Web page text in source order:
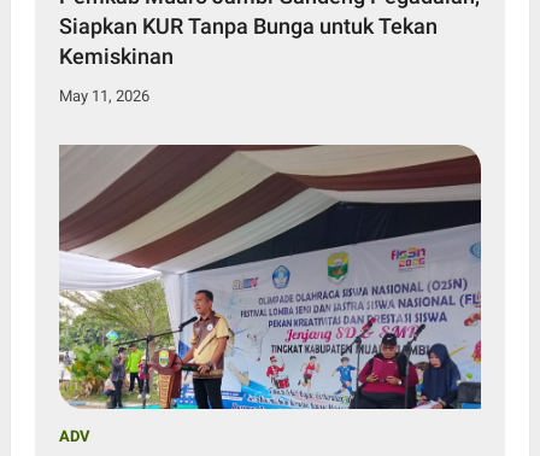
Siapkan KUR Tanpa Bunga untuk Tekan
Kemiskinan
May 11, 2026
ADV